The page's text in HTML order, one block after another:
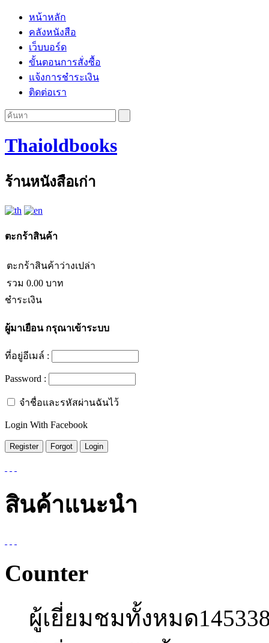
หน้าหลัก
คลังหนังสือ
เว็บบอร์ด
ขั้นตอนการสั่งซื้อ
แจ้งการชำระเงิน
ติดต่อเรา
Thaioldbooks
ร้านหนังสือเก่า
ตะกร้าสินค้า
ตะกร้าสินค้าว่างเปล่า
รวม 0.00 บาท
ชำระเงิน
ผู้มาเยือนกรุณาเข้าระบบ
ที่อยู่อีเมล์ :
Password :
จำชื่อและรหัสผ่านฉันไว้
Login With Facebook
สินค้าแนะนำ
Counter
ผู้เยี่ยมชมทั้งหมด